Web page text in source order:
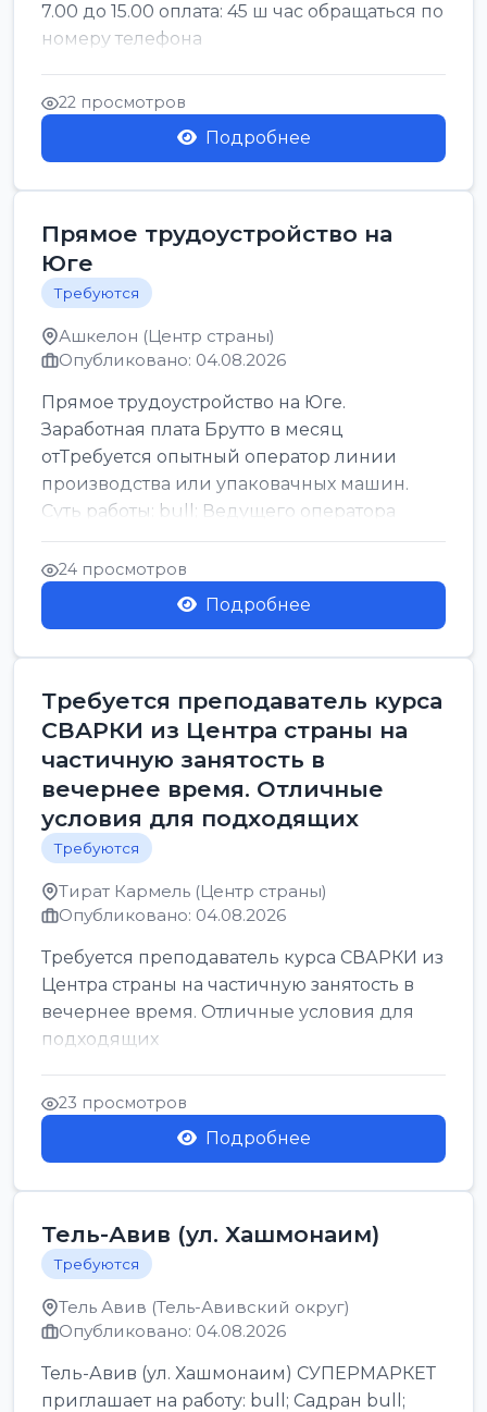
7.00 до 15.00 оплата: 45 ш час обращаться по
номеру телефона
22 просмотров
Подробнее
Прямое трудоустройство на
Юге
Требуются
Ашкелон (Центр страны)
Опубликовано: 04.08.2026
Прямое трудоустройство на Юге.
Заработная плата Брутто в месяц
отТребуется опытный оператор линии
производства или упаковачных машин.
Суть работы: bull; Ведущего оператора
линии. Запуск, контроль и по...
24 просмотров
Подробнее
Требуется преподаватель курса
СВАРКИ из Центра страны на
частичную занятость в
вечернее время. Отличные
условия для подходящих
Требуются
Тират Кармель (Центр страны)
Опубликовано: 04.08.2026
Требуется преподаватель курса СВАРКИ из
Центра страны на частичную занятость в
вечернее время. Отличные условия для
подходящих
23 просмотров
Подробнее
Тель-Авив (ул. Хашмонаим)
Требуются
Тель Авив (Тель-Авивский округ)
Опубликовано: 04.08.2026
Тель-Авив (ул. Хашмонаим) СУПЕРМАРКЕТ
приглашает на работу: bull; Садран bull;